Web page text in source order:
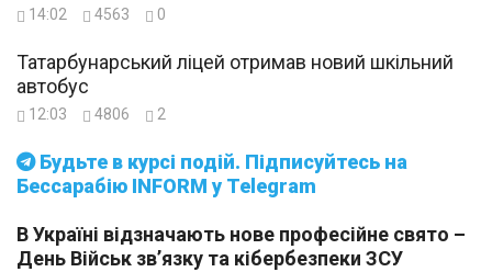
Будьте в курсі подій. Підписуйтесь на
Бессарабію INFORM у Telegram
14:02 4563 0
Татарбунарський ліцей отримав новий шкільний
автобус
12:03 4806 2
В Україні відзначають нове професійне свято –
День Військ зв’язку та кібербезпеки ЗСУ